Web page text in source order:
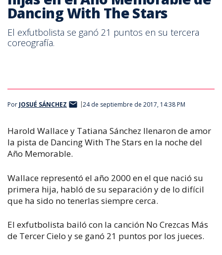
Dancing With The Stars
El exfutbolista se ganó 21 puntos en su tercera
coreografía.
Por JOSUÉ SÁNCHEZ 24 de septiembre de 2017, 14:38 PM
Harold Wallace y Tatiana Sánchez llenaron de amor
la pista de Dancing With The Stars en la noche del
Año Memorable.
Wallace representó el año 2000 en el que nació su
primera hija, habló de su separación y de lo difícil
que ha sido no tenerlas siempre cerca.
El exfutbolista bailó con la canción No Crezcas Más
de Tercer Cielo y se ganó 21 puntos por los jueces.